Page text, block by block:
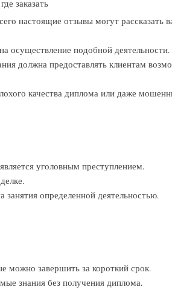
настоящие отзывы могут рассказать
осуществление подобной деятельности.
должна предоставлять клиентам
качества диплома или даже
уголовным преступлением.
определенной деятельностью.
можно завершить за короткий срок.
знания без получения диплома.